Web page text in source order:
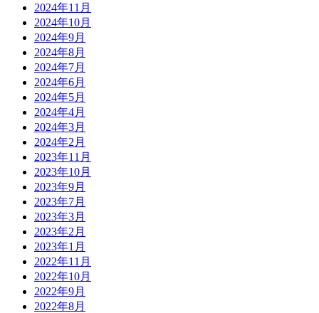
2024年11月
2024年10月
2024年9月
2024年8月
2024年7月
2024年6月
2024年5月
2024年4月
2024年3月
2024年2月
2023年11月
2023年10月
2023年9月
2023年7月
2023年3月
2023年2月
2023年1月
2022年11月
2022年10月
2022年9月
2022年8月